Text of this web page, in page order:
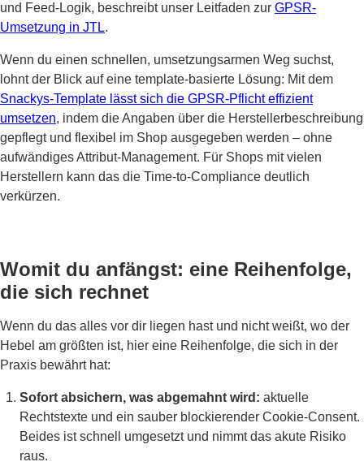
und Feed-Logik, beschreibt unser Leitfaden zur GPSR-
Umsetzung in JTL.
Wenn du einen schnellen, umsetzungsarmen Weg suchst,
lohnt der Blick auf eine template-basierte Lösung: Mit dem
Snackys-Template lässt sich die GPSR-Pflicht effizient
umsetzen, indem die Angaben über die Herstellerbeschreibung
gepflegt und flexibel im Shop ausgegeben werden – ohne
aufwändiges Attribut-Management. Für Shops mit vielen
Herstellern kann das die Time-to-Compliance deutlich
verkürzen.
Womit du anfängst: eine Reihenfolge,
die sich rechnet
Wenn du das alles vor dir liegen hast und nicht weißt, wo der
Hebel am größten ist, hier eine Reihenfolge, die sich in der
Praxis bewährt hat:
Sofort absichern, was abgemahnt wird: aktuelle
Rechtstexte und ein sauber blockierender Cookie-Consent.
Beides ist schnell umgesetzt und nimmt das akute Risiko
raus.